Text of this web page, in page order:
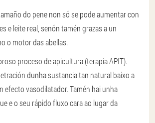
do pene non só se pode aumentar con
e leite real, senón tamén grazas a un
o motor das abellas.
proceso de apicultura (terapia APIT).
dunha sustancia tan natural baixo a
efecto vasodilatador. Tamén hai unha
e o seu rápido fluxo cara ao lugar da